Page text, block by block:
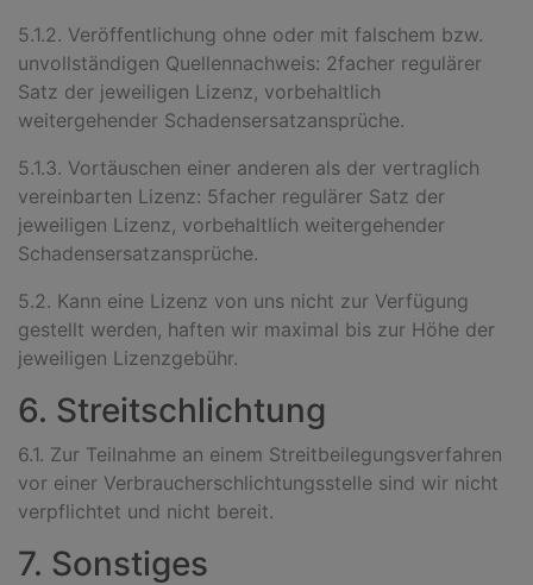
5.1.2. Veröffentlichung ohne oder mit falschem bzw.
unvollständigen Quellennachweis: 2facher regulärer
Satz der jeweiligen Lizenz, vorbehaltlich
weitergehender Schadensersatzansprüche.
5.1.3. Vortäuschen einer anderen als der vertraglich
vereinbarten Lizenz: 5facher regulärer Satz der
jeweiligen Lizenz, vorbehaltlich weitergehender
Schadensersatzansprüche.
5.2. Kann eine Lizenz von uns nicht zur Verfügung
gestellt werden, haften wir maximal bis zur Höhe der
jeweiligen Lizenzgebühr.
6. Streitschlichtung
6.1. Zur Teilnahme an einem Streitbeilegungsverfahren
vor einer Verbraucherschlichtungsstelle sind wir nicht
verpflichtet und nicht bereit.
7. Sonstiges